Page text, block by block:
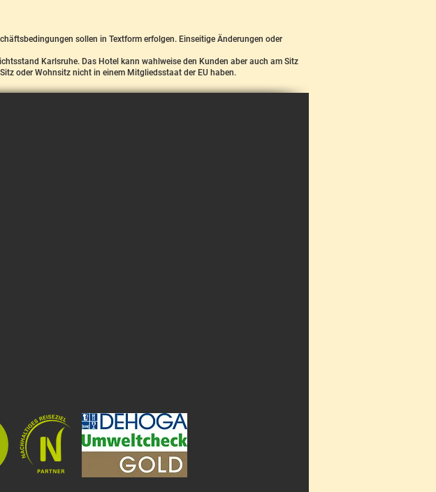
sollen in Textform erfolgen. Einseitige Änderungen oder
Karlsruhe. Das Hotel kann wahlweise den Kunden aber auch am Sitz
oder Wohnsitz nicht in einem Mitgliedsstaat der EU haben.